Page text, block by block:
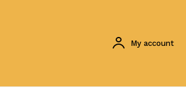
My account